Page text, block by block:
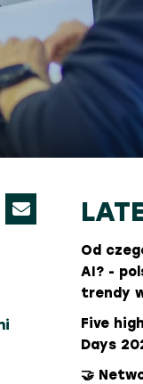
Od
AI? -
trendy
Five
Days
🤝